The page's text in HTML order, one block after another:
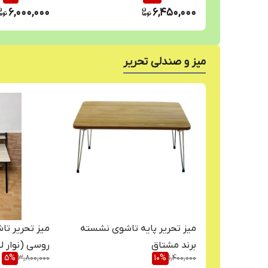
6,450,000
6,000,000
میز و صندلی تحریر
میز تحریر پایه تاشوی نشسته
برند مشتاق
1,400,000
10%
میز تحریر
روسی (نوار
3,800,000
5%